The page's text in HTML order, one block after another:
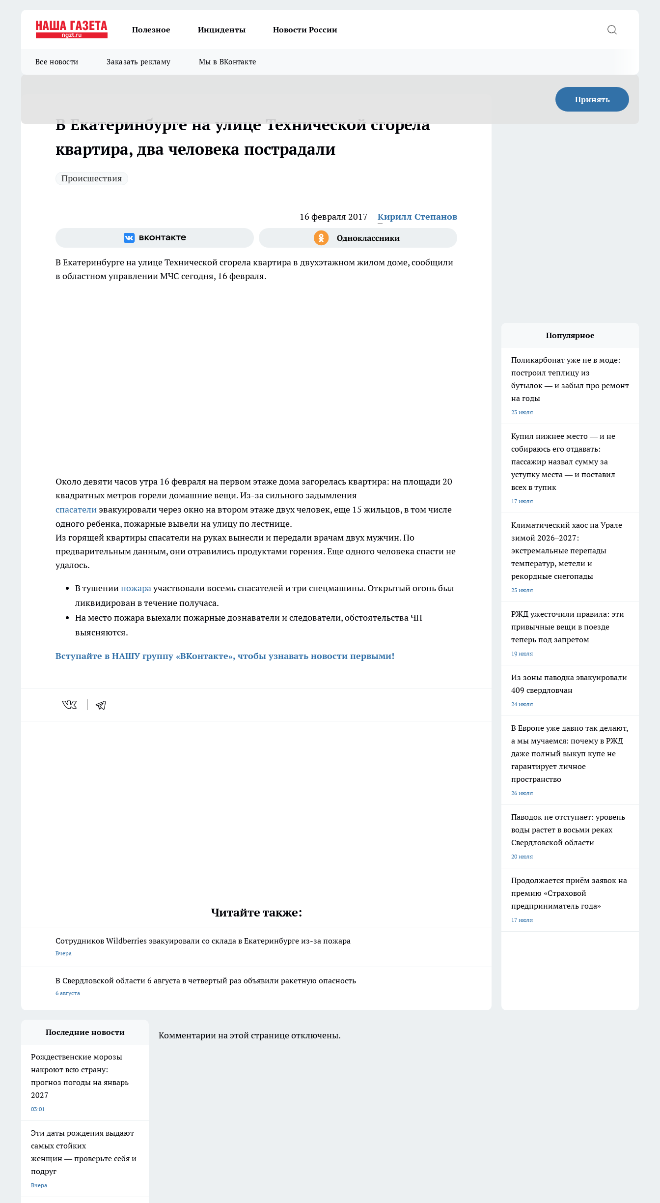
Полезное Инциденты Новости России
Все новости Заказать рекламу Мы в ВКонтакте
Принять
В Екатеринбурге на улице Технической сгорела
квартира, два человека пострадали
Происшествия
16 февраля 2017 Кирилл Степанов
В Екатеринбурге на улице Технической сгорела квартира в двухэтажном жилом доме, сообщили
в областном управлении МЧС сегодня, 16 февраля.
Около девяти часов утра 16 февраля на первом этаже дома загорелась квартира: на площади 20
квадратных метров горели домашние вещи. Из-за сильного задымления
спасатели эвакуировали через окно на втором этаже двух человек, еще 15 жильцов, в том числе
одного ребенка, пожарные вывели на улицу по лестнице.
Из горящей квартиры спасатели на руках вынесли и передали врачам двух мужчин. По
предварительным данным, они отравились продуктами горения. Еще одного человека спасти не
удалось.
В тушениипожараучаствовали восемь спасателей и три спецмашины. Открытый огонь был
ликвидирован в течение получаса.
На место пожара выехали пожарные дознаватели и следователи, обстоятельства ЧП
выясняются.
Вступайте в НАШУ группу «ВКонтакте», чтобы узнавать новости первыми!
Читайте также:
Сотрудников Wildberries эвакуировали со склада в Екатеринбурге из-за пожара
Вчера
В Свердловской области 6 августа в четвертый раз объявили ракетную опасность
6 августа
Популярное
Поликарбонат уже не в моде:
построил теплицу из
бутылок — и забыл про ремонт
на годы
23 июля
Купил нижнее место — и не
собираюсь его отдавать:
пассажир назвал сумму за
уступку места — и поставил
всех в тупик
17 июля
Климатический хаос на Урале
зимой 2026–2027:
экстремальные перепады
температур, метели и
рекордные снегопады
25 июля
РЖД ужесточили правила: эти
привычные вещи в поезде
теперь под запретом
19 июля
Из зоны паводка эвакуировали
409 свердловчан
24 июля
В Европе уже давно так делают,
а мы мучаемся: почему в РЖД
даже полный выкуп купе не
гарантирует личное
пространство
26 июля
Паводок не отступает: уровень
воды растет в восьми реках
Свердловской области
20 июля
Продолжается приём заявок на
премию «Страховой
предприниматель года»
17 июля
Последние новости
Рождественские морозы
накроют всю страну:
прогноз погоды на январь
2027
03:01
Эти даты рождения выдают
самых стойких
женщин — проверьте себя и
подруг
Вчера
Комментарии на этой странице отключены.